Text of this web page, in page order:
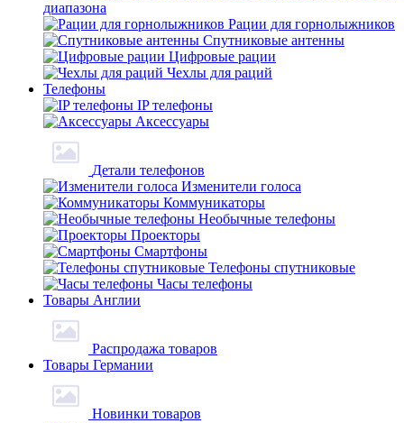
диапазона
Рации для горнолыжников
Спутниковые антенны
Цифровые рации
Чехлы для раций
Телефоны
IP телефоны
Аксессуары
Детали телефонов
Изменители голоса
Коммуникаторы
Необычные телефоны
Проекторы
Смартфоны
Телефоны спутниковые
Часы телефоны
Товары Англии
Распродажа товаров
Товары Германии
Новинки товаров